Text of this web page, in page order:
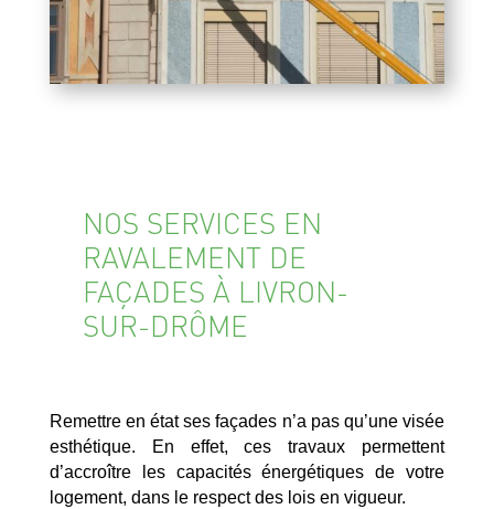
NOS SERVICES EN
RAVALEMENT DE
FAÇADES À LIVRON-
SUR-DRÔME
Remettre en état ses façades n’a pas qu’une visée
esthétique. En effet, ces travaux permettent
d’accroître les capacités énergétiques de votre
logement, dans le respect des lois en vigueur.